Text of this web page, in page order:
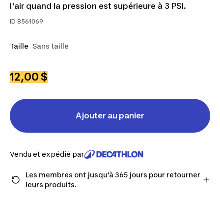
l'air quand la pression est supérieure à 3 PSI.
ID 8561069
Taille Sans taille
12,00 $
Ajouter au panier
Vendu et expédié par
Les membres ont jusqu'à 365 jours pour retourner
leurs produits.